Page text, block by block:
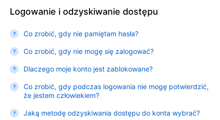
Logowanie i odzyskiwanie dostępu
Co zrobić, gdy nie pamiętam hasła?
Co zrobić, gdy nie mogę się zalogować?
Dlaczego moje konto jest zablokowane?
Co zrobić, gdy podczas logowania nie mogę potwierdzić,
że jestem człowiekiem?
Jaką metodę odzyskiwania dostępu do konta wybrać?